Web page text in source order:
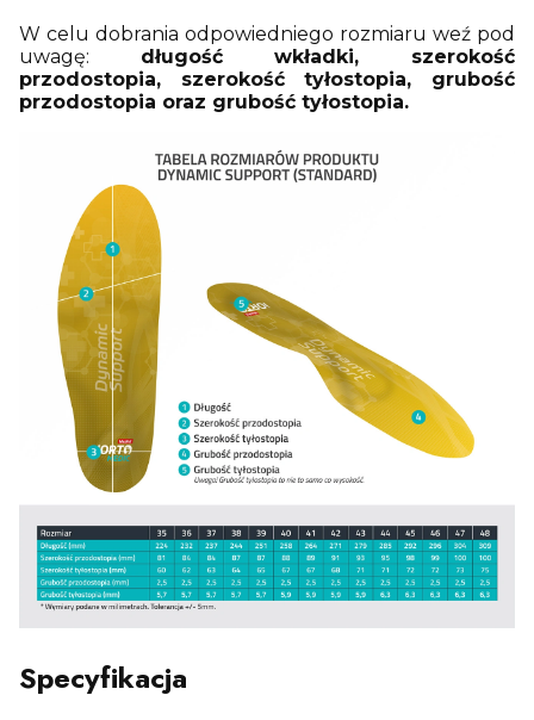
W celu dobrania odpowiedniego rozmiaru weź pod
uwagę: długość wkładki, szerokość
przodostopia, szerokość tyłostopia, grubość
przodostopia oraz grubość tyłostopia.
Specyfikacja